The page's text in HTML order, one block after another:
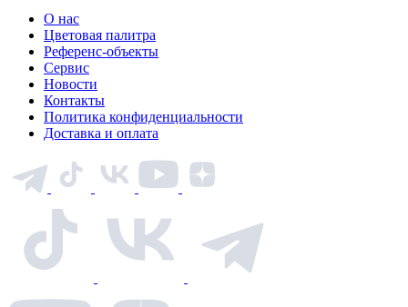
О нас
Цветовая палитра
Референс-объекты
Сервис
Новости
Контакты
Политика конфиденциальности
Доставка и оплата